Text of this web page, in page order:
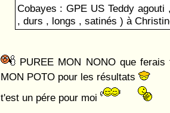
Cobayes : GPE US Teddy
, durs , longs , satinés ) à
PUREE MON NONO que
MON POTO pour les résultats
t'est un pére pour moi